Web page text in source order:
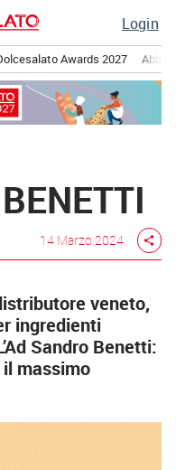
Login
Awards 2027
14 Marzo 2024 share
veneto,
ingredienti
Sandro Benetti:
massimo